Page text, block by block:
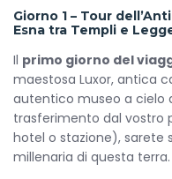
storia del Nilo e
immergerti nella
viaggio o
sorseggiando un
vino di Alessandria,
raccontare la sua
Cabine e
Giorno 1 – Tour
Esna tra Templi e
Il primo giorno del
maestosa Luxor, antica
autentico museo a cielo
trasferimento dal vostro
hotel o stazione), sarete
millenaria di questa terra.